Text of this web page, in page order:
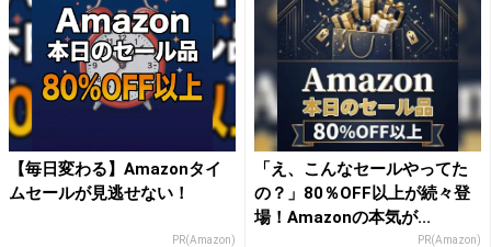
【毎日変わる】Amazonタイ
ムセールが見逃せない！
PR(Amazon)
「え、こんなセールやってた
の？」80％OFF以上が続々登
場！Amazonの本気が...
PR(Amazon)